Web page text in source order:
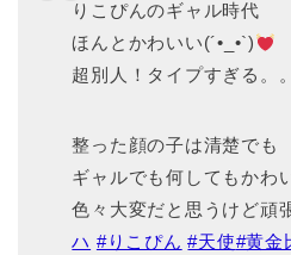
りこぴんのギャル時代
ほんとかわいい(´•_•`)
超別人！タイプすぎる。
整った顔の子は清楚でも
ギャルでも何してもかわ
色々大変だと思うけど頑
ハ #りこぴん #天使#黄金